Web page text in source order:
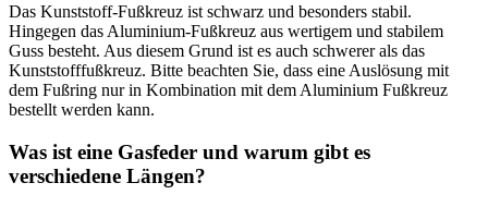
Das Kunststoff-Fußkreuz ist schwarz und besonders stabil.
Hingegen das Aluminium-Fußkreuz aus wertigem und stabilem
Guss besteht. Aus diesem Grund ist es auch schwerer als das
Kunststofffußkreuz. Bitte beachten Sie, dass eine Auslösung mit
dem Fußring nur in Kombination mit dem Aluminium Fußkreuz
bestellt werden kann.
Was ist eine Gasfeder und warum gibt es
verschiedene Längen?